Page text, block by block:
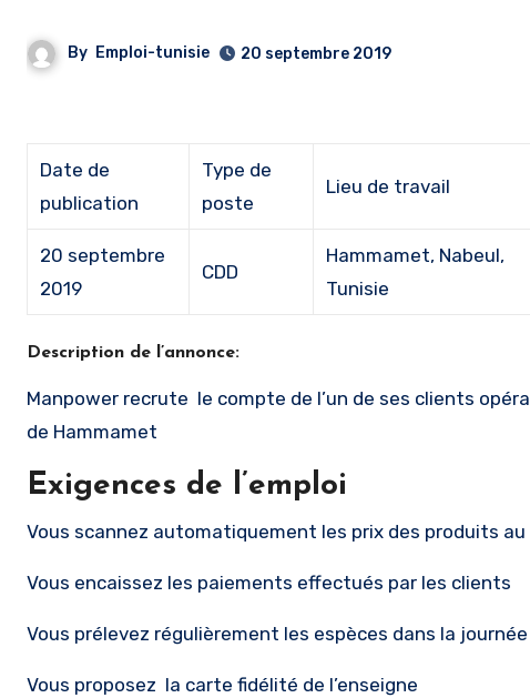
By Emploi-tunisie 20 septembre 2019
Date de
publication
Type de
poste
Lieu de travail
20 septembre
2019
CDD
Hammamet, Nabeul,
Tunisie
Description de l’annonce:
Manpower recrute le compte de l’un de ses clients
de Hammamet
Exigences de l’emploi
Vous scannez automatiquement les prix des produits au
Vous encaissez les paiements effectués par les clients
Vous prélevez régulièrement les espèces dans la journée
Vous proposez la carte fidélité de l’enseigne